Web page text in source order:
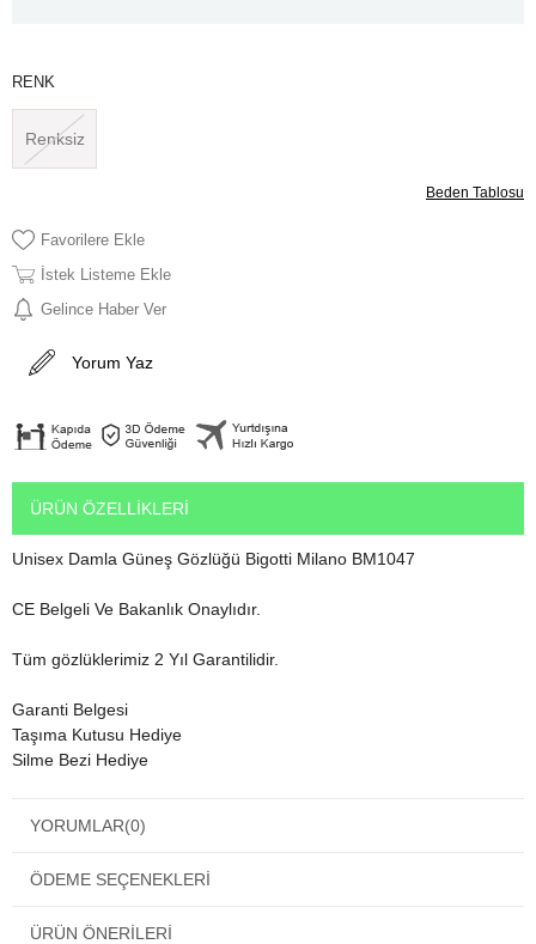
RENK
Renksiz
Beden Tablosu
Favorilere Ekle
İstek Listeme Ekle
Gelince Haber Ver
Yorum Yaz
ÜRÜN ÖZELLIKLERI
Unisex Damla Güneş Gözlüğü Bigotti Milano BM1047
CE Belgeli Ve Bakanlık Onaylıdır.
Tüm gözlüklerimiz 2 Yıl Garantilidir.
Garanti Belgesi
Taşıma Kutusu Hediye
Silme Bezi Hediye
686 / Eec Direktifleri (Kişisel Koruma Donanımları Direktifi) Güvenlik
YORUMLAR(0)
ÖDEME SEÇENEKLERI
ÜRÜN ÖNERILERI